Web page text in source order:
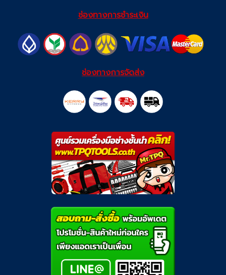
ช่องทางการชำระเงิน
ช่องทางการจัดส่ง